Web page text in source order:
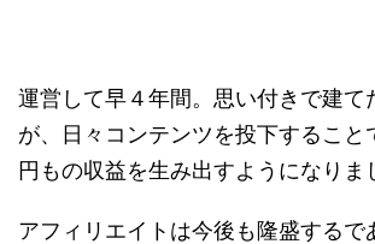
運営して早４年間。思い付きで建て
が、日々コンテンツを投下すること
円もの収益を生み出すようになりま
アフィリエイトは今後も隆盛するで